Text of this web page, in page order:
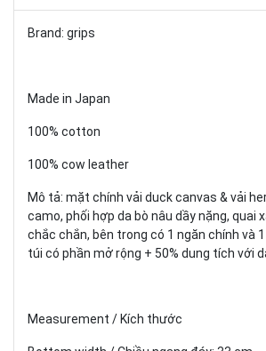
Brand: grips
Made in Japan
100% cotton
100% cow leather
Mô tả: mặt chính vải duck canvas & vải
camo, phối hợp da bò nâu dầy nặng, quai
chắc chắn, bên trong có 1 ngăn chính và
túi có phần mở rộng + 50% dung tích với
Measurement / Kích thước